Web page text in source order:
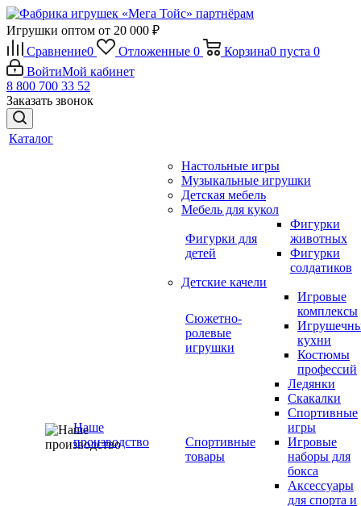
Игрушки оптом от 20 000 ₽
Сравнение0 Отложенные 0 Корзина0 пуста 0
ВойтиМой кабинет
8 800 700 33 52
Заказать звонок
Каталог
Наше
производство
Настольные игры
Музыкальные игрушки
Детская мебель
Мебель для кукол
Фигурки для
детей
Фигурки
животных
Фигурки
солдатиков
Детские качели
Сюжетно-
ролевые
игрушки
Игровые
комплексы
кухни
Костюмы
профессий
Спортивные
товары
Ледянки
Скакалки
Спортивные
игры
Игровые
наборы для
бокса
Аксессуары
для спорта и